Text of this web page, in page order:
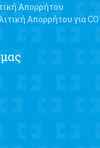
Απορρήτου
Απορρήτου για